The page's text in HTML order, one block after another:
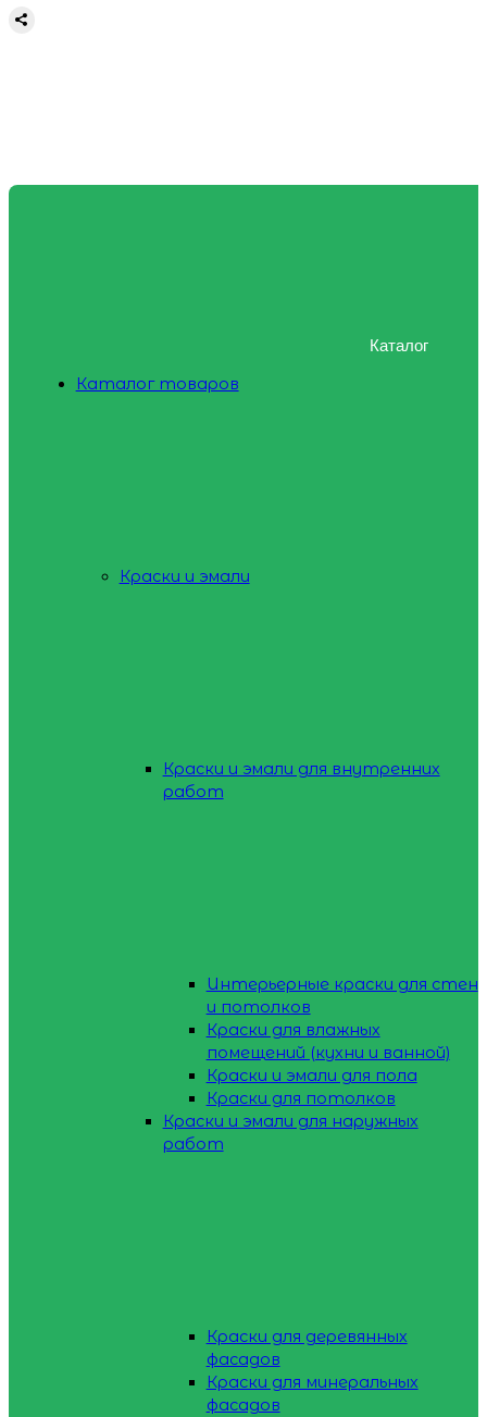
Каталог
Каталог товаров
Краски и эмали
Краски и эмали для внутренних
работ
Интерьерные краски для стен
и потолков
Краски для влажных
помещений (кухни и ванной)
Краски и эмали для пола
Краски для потолков
Краски и эмали для наружных
работ
Краски для деревянных
фасадов
Краски для минеральных
фасадов